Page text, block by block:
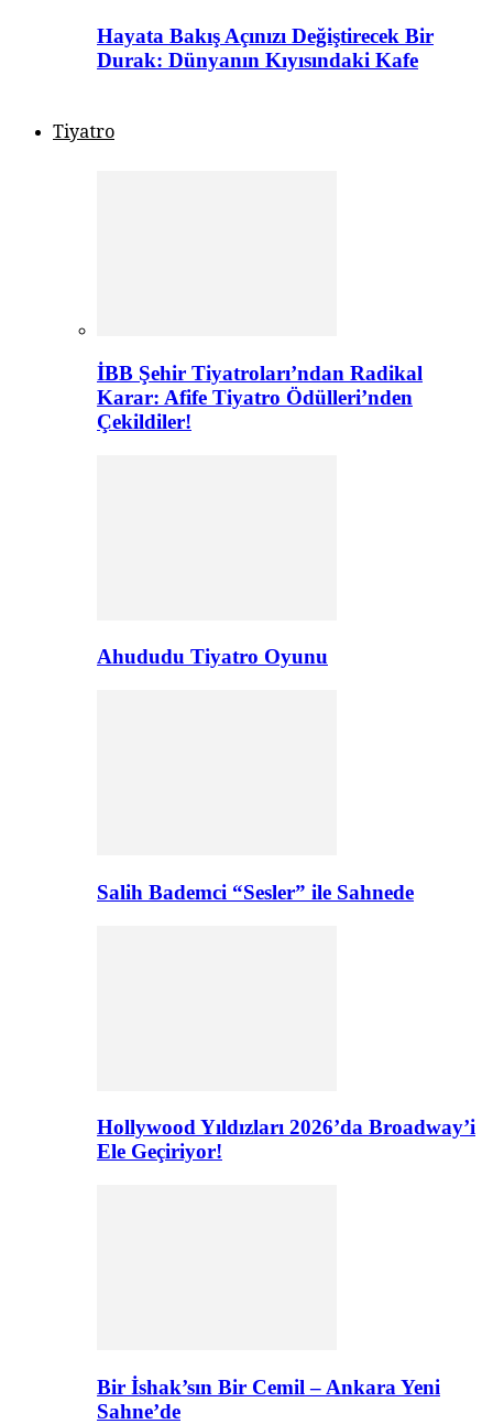
Hayata Bakış Açınızı Değiştirecek Bir
Durak: Dünyanın Kıyısındaki Kafe
Tiyatro
İBB Şehir Tiyatroları’ndan Radikal
Karar: Afife Tiyatro Ödülleri’nden
Çekildiler!
Ahududu Tiyatro Oyunu
Salih Bademci “Sesler” ile Sahnede
Hollywood Yıldızları 2026’da Broadway’i
Ele Geçiriyor!
Bir İshak’sın Bir Cemil – Ankara Yeni
Sahne’de